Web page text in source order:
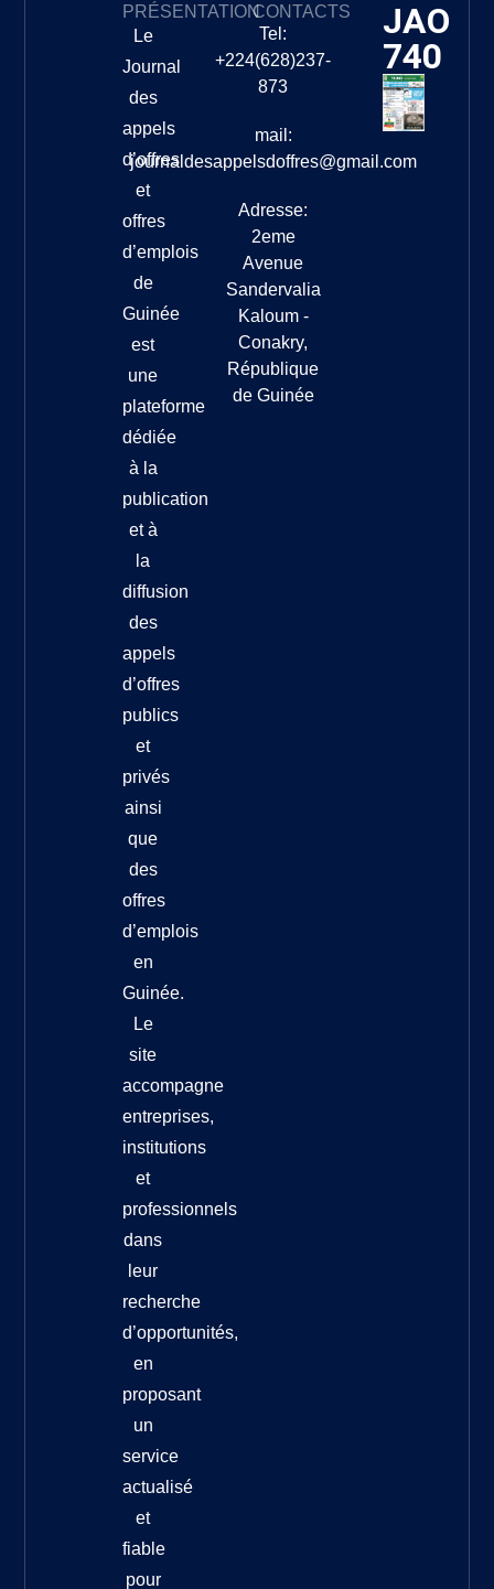
PRÉSENTATION
Le
Journal
des
appels
d’offres
et
offres
d’emplois
de
Guinée
est
une
plateforme
dédiée
à la
publication
et à
la
diffusion
des
appels
d’offres
publics
et
privés
ainsi
que
des
offres
d’emplois
en
Guinée.
Le
site
accompagne
entreprises,
institutions
et
professionnels
dans
leur
recherche
d’opportunités,
en
proposant
un
service
actualisé
et
fiable
pour
CONTACTS
Tel:
+224(628)237-
873
mail:
journaldesappelsdoffres@gmail.com
Adresse:
2eme
Avenue
Sandervalia
Kaloum -
Conakry,
République
de Guinée
JAO
740